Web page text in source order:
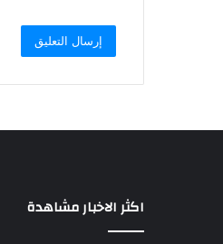
اكثر الاخبار مشاهدة